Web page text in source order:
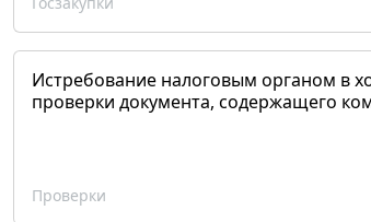
Истребование налоговым органом в
проверки документа, содержащего
Проверки